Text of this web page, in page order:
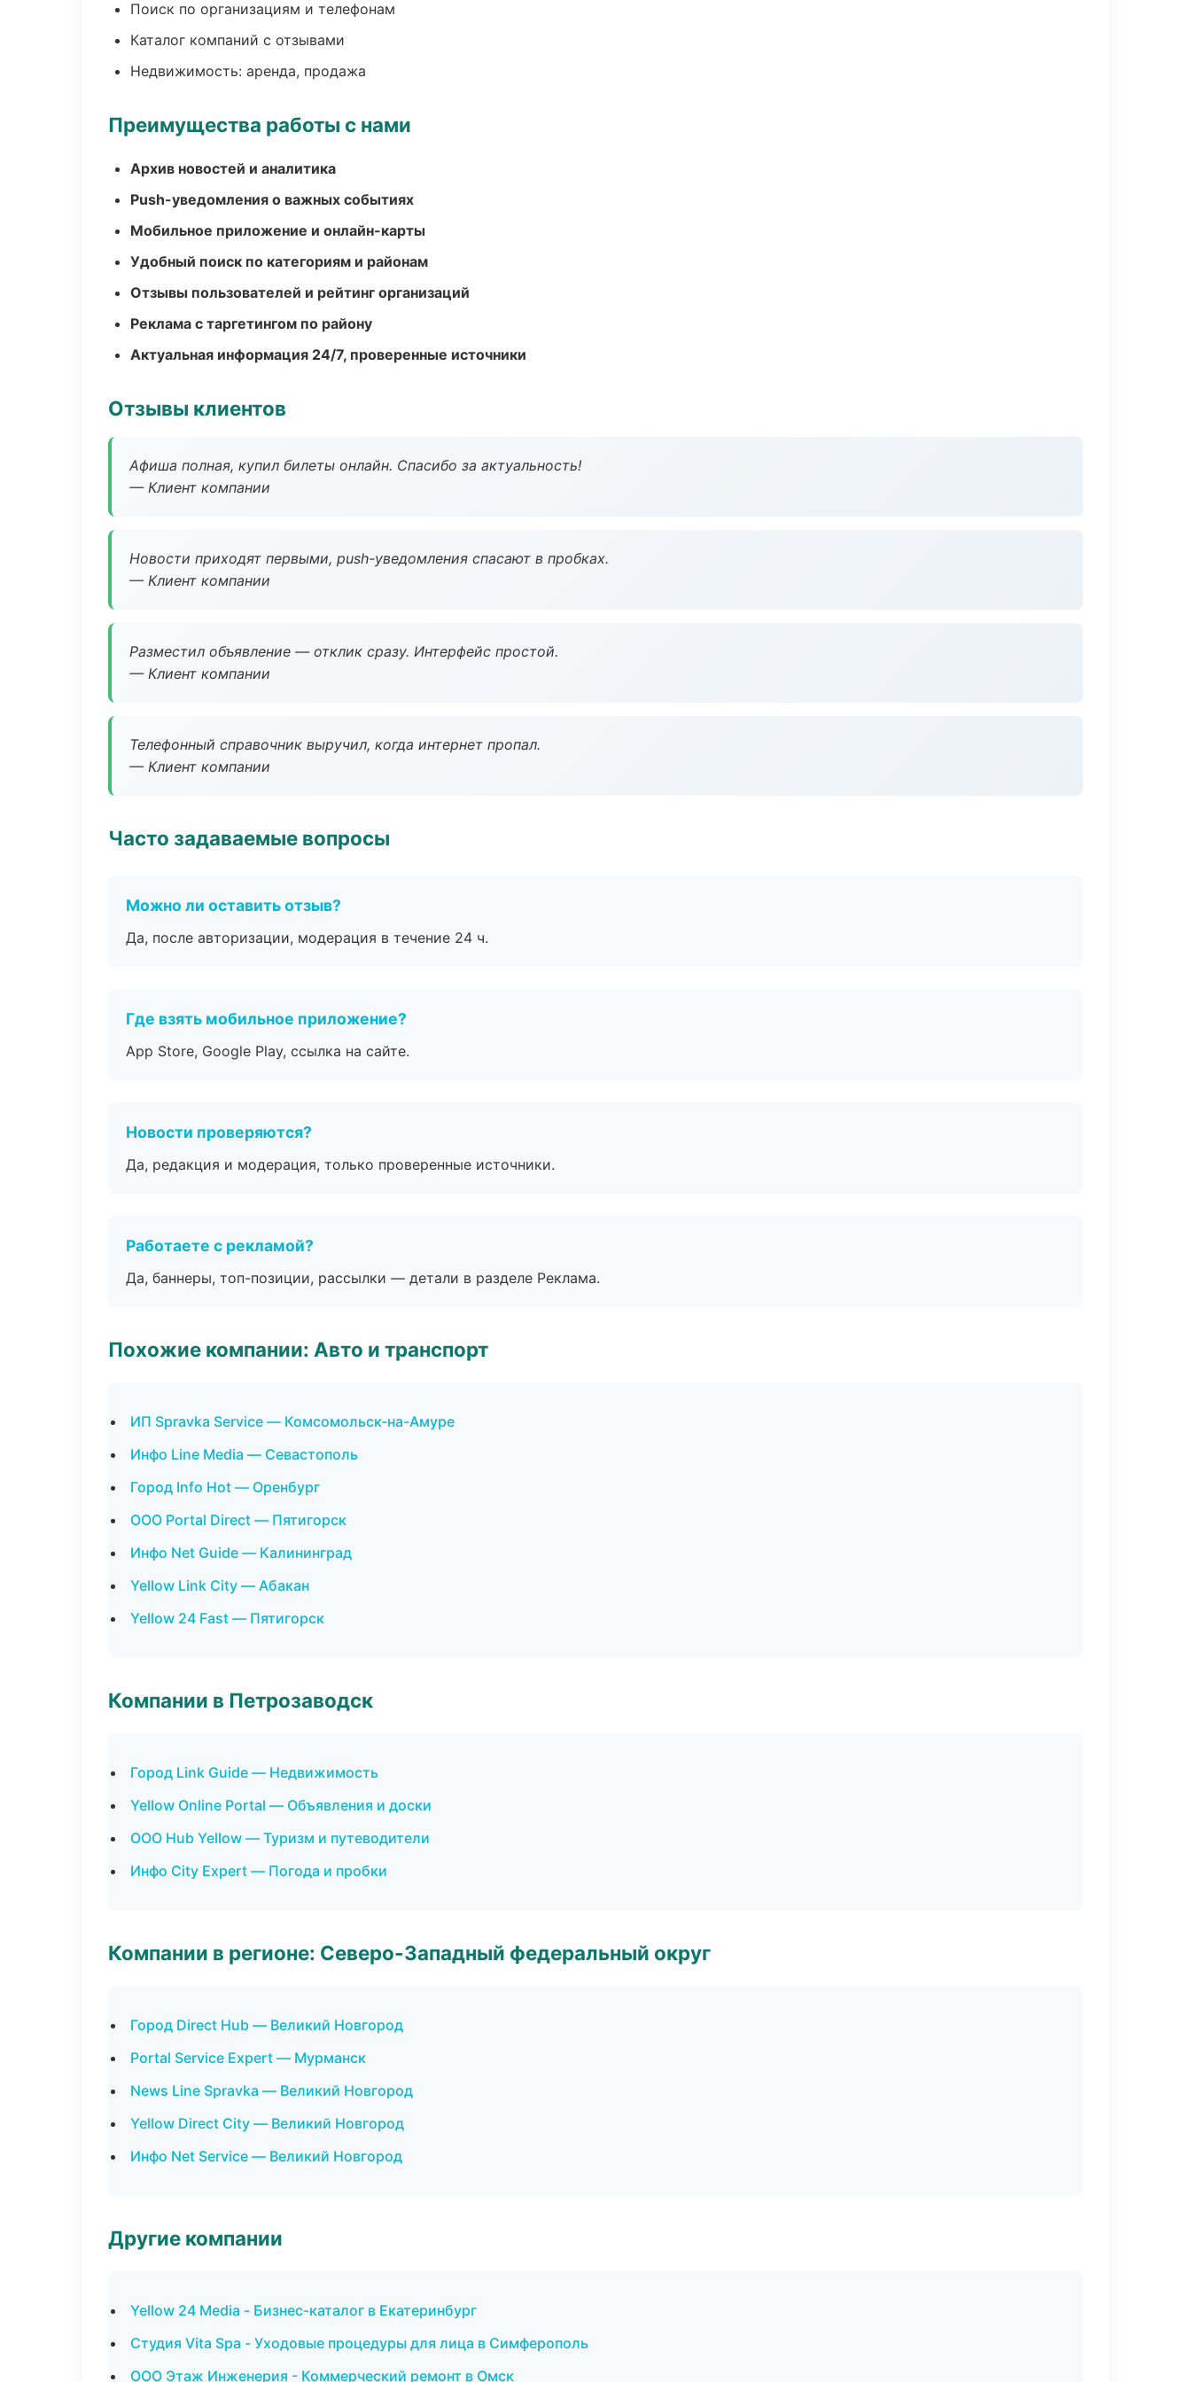
Поиск по организациям и телефонам
Каталог компаний с отзывами
Недвижимость: аренда, продажа
Преимущества работы с нами
Архив новостей и аналитика
Push-уведомления о важных событиях
Мобильное приложение и онлайн-карты
Удобный поиск по категориям и районам
Отзывы пользователей и рейтинг организаций
Реклама с таргетингом по району
Актуальная информация 24/7, проверенные источники
Отзывы клиентов
Афиша полная, купил билеты онлайн. Спасибо за актуальность!
— Клиент компании
Новости приходят первыми, push-уведомления спасают в пробках.
— Клиент компании
Разместил объявление — отклик сразу. Интерфейс простой.
— Клиент компании
Телефонный справочник выручил, когда интернет пропал.
— Клиент компании
Часто задаваемые вопросы
Можно ли оставить отзыв?
Да, после авторизации, модерация в течение 24 ч.
Где взять мобильное приложение?
App Store, Google Play, ссылка на сайте.
Новости проверяются?
Да, редакция и модерация, только проверенные источники.
Работаете с рекламой?
Да, баннеры, топ-позиции, рассылки — детали в разделе Реклама.
Похожие компании: Авто и транспорт
ИП Spravka Service — Комсомольск-на-Амуре
Инфо Line Media — Севастополь
Город Info Hot — Оренбург
ООО Portal Direct — Пятигорск
Инфо Net Guide — Калининград
Yellow Link City — Абакан
Yellow 24 Fast — Пятигорск
Компании в Петрозаводск
Город Link Guide — Недвижимость
Yellow Online Portal — Объявления и доски
ООО Hub Yellow — Туризм и путеводители
Инфо City Expert — Погода и пробки
Компании в регионе: Северо-Западный федеральный округ
Город Direct Hub — Великий Новгород
Portal Service Expert — Мурманск
News Line Spravka — Великий Новгород
Yellow Direct City — Великий Новгород
Инфо Net Service — Великий Новгород
Другие компании
Yellow 24 Media - Бизнес-каталог в Екатеринбург
Студия Vita Spa - Уходовые процедуры для лица в Симферополь
ООО Этаж Инженерия - Коммерческий ремонт в Омск